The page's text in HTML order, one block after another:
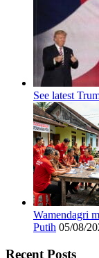
See latest
Wamendagri
Putih 05/08/
Recent Posts